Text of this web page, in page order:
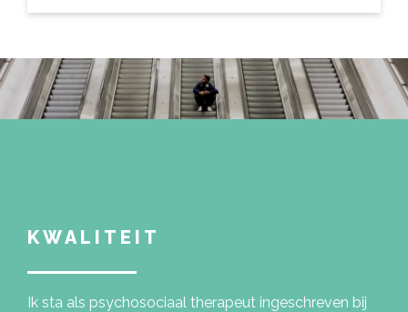
KWALITEIT
Ik sta als psychosociaal therapeut ingeschreven bij